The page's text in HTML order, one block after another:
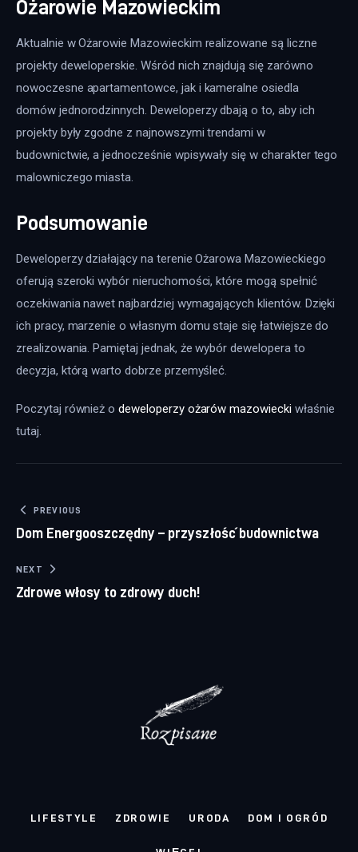
Ożarowie Mazowieckim
Aktualnie w Ożarowie Mazowieckim realizowane są liczne
projekty deweloperskie. Wśród nich znajdują się zarówno
nowoczesne apartamentowce, jak i kameralne osiedla
domów jednorodzinnych. Deweloperzy dbają o to, aby ich
projekty były zgodne z najnowszymi trendami w
budownictwie, a jednocześnie wpisywały się w charakter tego
malowniczego miasta.
Podsumowanie
Deweloperzy działający na terenie Ożarowa Mazowieckiego
oferują szeroki wybór nieruchomości, które mogą spełnić
oczekiwania nawet najbardziej wymagających klientów. Dzięki
ich pracy, marzenie o własnym domu staje się łatwiejsze do
zrealizowania. Pamiętaj jednak, że wybór dewelopera to
decyzja, którą warto dobrze przemyśleć.
Poczytaj również o deweloperzy ożarów mazowiecki właśnie
tutaj.
Nawigacja wpisu
PREVIOUS
Dom Energooszczędny – przyszłość budownictwa
NEXT
Zdrowe włosy to zdrowy duch!
LIFESTYLE ZDROWIE URODA DOM I OGRÓD